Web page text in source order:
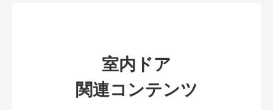
室内ドア
関連コンテンツ